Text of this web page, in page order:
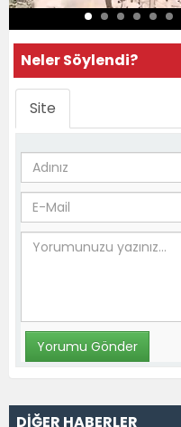
Neler Söylendi?
Site
DİĞER HABERLER